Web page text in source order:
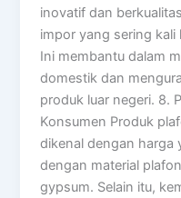
inovatif dan
impor yang sering kali
Ini membantu dalam
domestik dan
produk luar negeri. 8.
Konsumen Produk
dikenal dengan
dengan material
gypsum. Selain itu,